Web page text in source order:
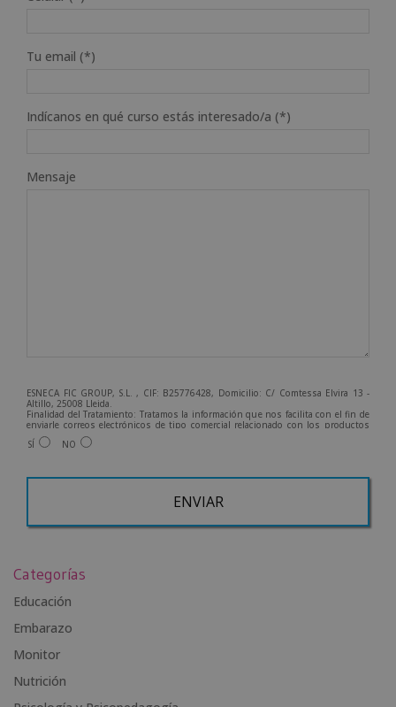
Tu email (*)
Indícanos en qué curso estás interesado/a (*)
Mensaje
ESNECA FIC GROUP, S.L. , CIF: B25776428, Domicilio: C/ Comtessa Elvira 13 -
Altillo, 25008 Lleida.
Finalidad del Tratamiento: Tratamos la información que nos facilita con el fin de
enviarle correos electrónicos de tipo comercial relacionado con los productos
ofrecidos y otros tipo de productos que fueran de su interés.
Legitimación del tratamiento: Consentimiento del interesado.
Para más información consulte nuestra Política de Privacidad.
SÍ NO
t
e
n
a
t
i
Categorías
Educación
Embarazo
Monitor
Nutrición